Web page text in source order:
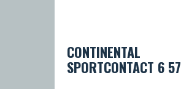
CONTINENTAL
SPORTCONTACT 6 57